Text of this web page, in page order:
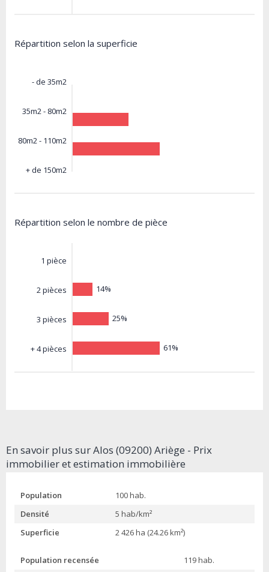
Répartition selon la superficie
- de 35m2
35m2 - 80m2
80m2 - 110m2
+ de 150m2
Répartition selon le nombre de pièce
1 pièce
2 pièces
3 pièces
+ 4 pièces
14%
25%
61%
En savoir plus sur Alos (09200) Ariège - Prix
immobilier et estimation immobilière
Population
100 hab.
Densité
5 hab/km²
Superficie
2 426 ha (24.26 km²)
Population recensée
119 hab.